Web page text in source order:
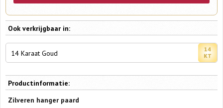
Ook verkrijgbaar in:
14 Karaat Goud
Productinformatie:
Zilveren hanger paard